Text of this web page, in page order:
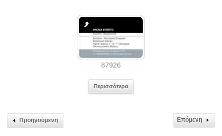
87926
Περισσότερα
Προηγούμενη Επόμενη